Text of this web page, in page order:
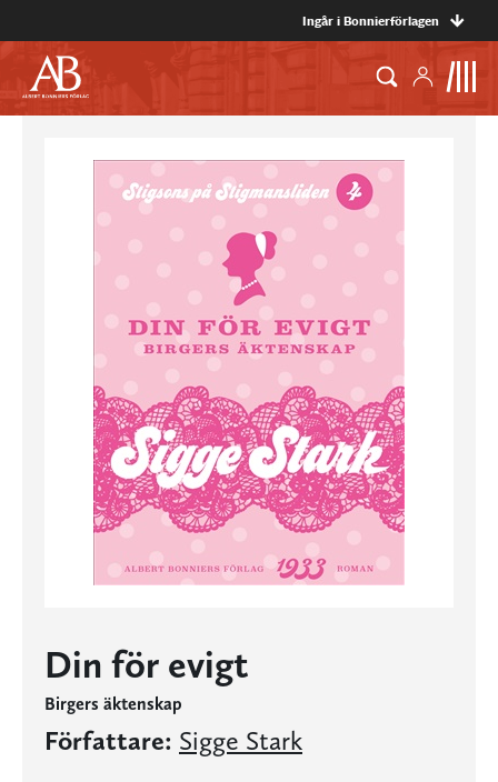
Ingår i Bonnierförlagen
Din för evigt
Birgers äktenskap
Författare: Sigge Stark